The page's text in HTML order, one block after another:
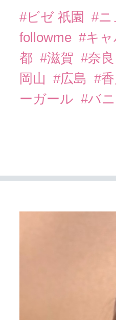
#ビゼ 祇園 #ニ
followme #キ
都 #滋賀 #奈良
岡山
#広島 #香
ーガール #バ